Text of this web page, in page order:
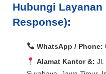
Hubungi Layanan
Response):
WhatsApp / Phone:
Alamat Kantor &: Jl.